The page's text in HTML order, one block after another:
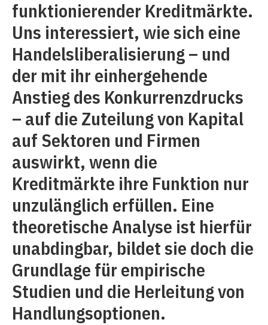
funktionierender Kreditmärkte.
Uns interessiert, wie sich eine
Handelsliberalisierung – und
der mit ihr einhergehende
Anstieg des Konkurrenzdrucks
– auf die Zuteilung von Kapital
auf Sektoren und Firmen
auswirkt, wenn die
Kreditmärkte ihre Funktion nur
unzulänglich erfüllen. Eine
theoretische Analyse ist hierfür
unabdingbar, bildet sie doch die
Grundlage für empirische
Studien und die Herleitung von
Handlungsoptionen.